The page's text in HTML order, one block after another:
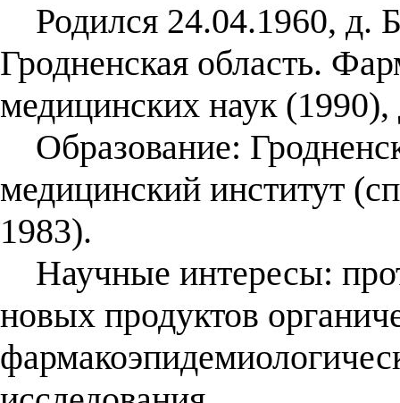
Родился 24.04.1960, д.
Гродненская область.
медицинских наук
Образование:
медицинский институт
1983).
Научные интересы:
новых продуктов